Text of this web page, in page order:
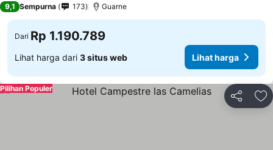
9,1 Sempurna 173 Guarne
Dari Rp 1.190.789
Lihat harga dari 3 situs web Lihat harga
Bagikan
Pilihan Populer